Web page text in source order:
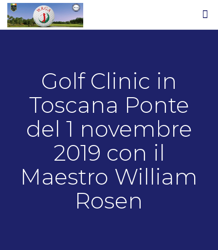
Golf Clinic in
Toscana Ponte
del 1 novembre
2019 con il
Maestro William
Rosen